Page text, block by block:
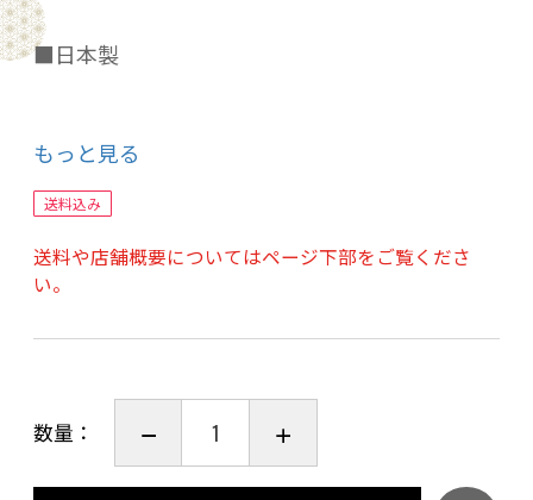
■日本製
*価格は枕カバー1枚のお値段です。
としなやかさが特徴です。当店スタンダードの
*カバーの開閉方法は一般的な【全開ファスナー
もっと見る
送料込み
送料や店舗概要についてはページ下部をご覧くださ
い。
数量：